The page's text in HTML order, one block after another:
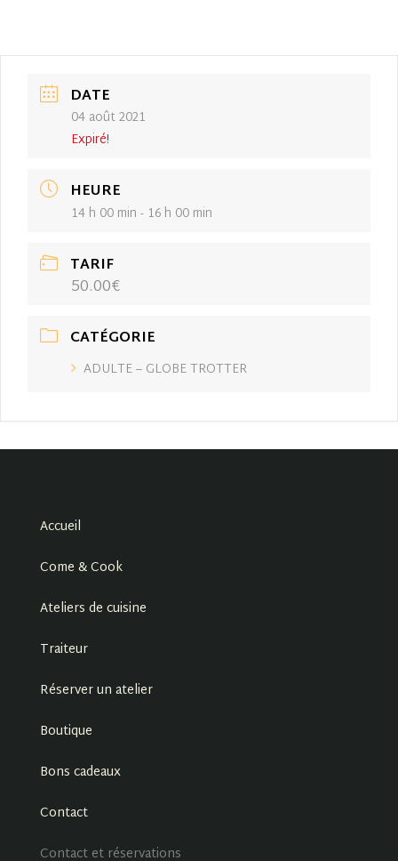
DATE
04 août 2021
Expiré!
HEURE
14 h 00 min - 16 h 00 min
TARIF
50.00€
CATÉGORIE
ADULTE – GLOBE TROTTER
Accueil
Come & Cook
Ateliers de cuisine
Traiteur
Réserver un atelier
Boutique
Bons cadeaux
Contact
Contact et réservations